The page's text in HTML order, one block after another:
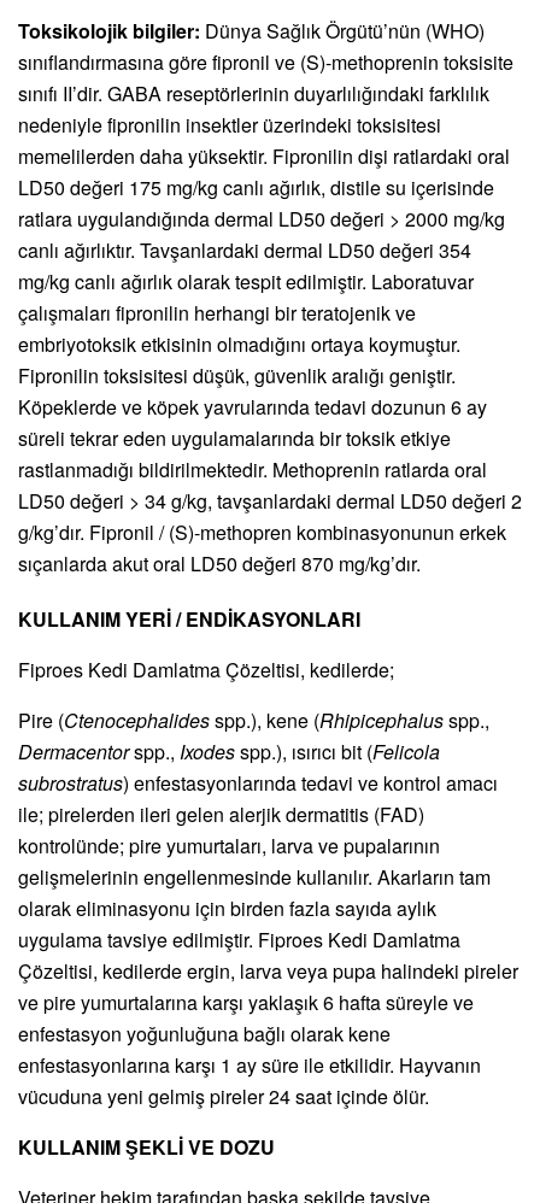
Toksikolojik bilgiler: Dünya Sağlık Örgütü’nün (WHO)
sınıflandırmasına göre fipronil ve (S)-methoprenin toksisite
sınıfı II’dir. GABA reseptörlerinin duyarlılığındaki farklılık
nedeniyle fipronilin insektler üzerindeki toksisitesi
memelilerden daha yüksektir. Fipronilin dişi ratlardaki oral
LD50 değeri 175 mg/kg canlı ağırlık, distile su içerisinde
ratlara uygulandığında dermal LD50 değeri > 2000 mg/kg
canlı ağırlıktır. Tavşanlardaki dermal LD50 değeri 354
mg/kg canlı ağırlık olarak tespit edilmiştir. Laboratuvar
çalışmaları fipronilin herhangi bir teratojenik ve
embriyotoksik etkisinin olmadığını ortaya koymuştur.
Fipronilin toksisitesi düşük, güvenlik aralığı geniştir.
Köpeklerde ve köpek yavrularında tedavi dozunun 6 ay
süreli tekrar eden uygulamalarında bir toksik etkiye
rastlanmadığı bildirilmektedir. Methoprenin ratlarda oral
LD50 değeri > 34 g/kg, tavşanlardaki dermal LD50 değeri 2
g/kg’dır. Fipronil / (S)-methopren kombinasyonunun erkek
sıçanlarda akut oral LD50 değeri 870 mg/kg’dır.
KULLANIM YERİ / ENDİKASYONLARI
Fiproes Kedi Damlatma Çözeltisi, kedilerde;
Pire (Ctenocephalidesspp.), kene (Rhipicephalusspp.,
Dermacentorspp., Ixodesspp.), ısırıcı bit (Felicola
subrostratus) enfestasyonlarında tedavi ve kontrol amacı
ile; pirelerden ileri gelen alerjik dermatitis (FAD)
kontrolünde; pire yumurtaları, larva ve pupalarının
gelişmelerinin engellenmesinde kullanılır. Akarların tam
olarak eliminasyonu için birden fazla sayıda aylık
uygulama tavsiye edilmiştir. Fiproes Kedi Damlatma
Çözeltisi, kedilerde ergin, larva veya pupa halindeki pireler
ve pire yumurtalarına karşı yaklaşık 6 hafta süreyle ve
enfestasyon yoğunluğuna bağlı olarak kene
enfestasyonlarına karşı 1 ay süre ile etkilidir. Hayvanın
vücuduna yeni gelmiş pireler 24 saat içinde ölür.
KULLANIM ŞEKLİ VE DOZU